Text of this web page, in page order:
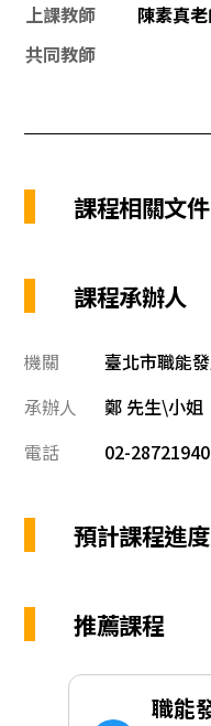
上課教師
陳素真
共同教師
課程相關文件
課程承辦人
機關
臺北市職能
承辦人
鄭 先生\小姐
電話
02-
預計課程進度
推薦課程
職能